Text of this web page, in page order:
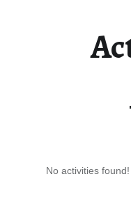
No activities found!